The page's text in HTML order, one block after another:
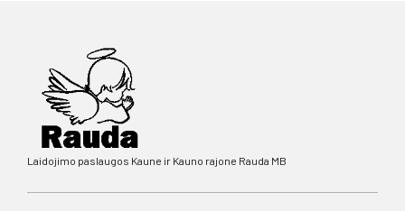
Laidojimo paslaugos Kaune ir Kauno rajone Rauda MB